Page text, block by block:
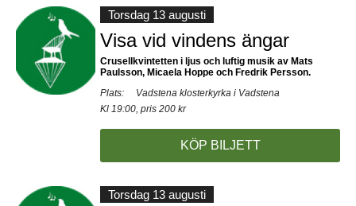
Torsdag 13 augusti
Visa vid vindens ängar
Crusellkvintetten i ljus och luftig musik av Mats
Paulsson, Micaela Hoppe och Fredrik Persson.
Plats:
Vadstena klosterkyrka i Vadstena
Kl 19:00, pris 200 kr
KÖP BILJETT
Torsdag 13 augusti